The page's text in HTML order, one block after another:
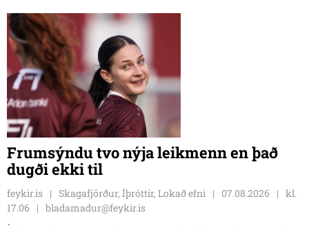
Frumsýndu tvo nýja leikmenn en það
dugði ekki til
feykir.is Skagafjörður, Íþróttir, Lokað efni 07.08.2026
kl.
17.06
bladamadur@feykir.is